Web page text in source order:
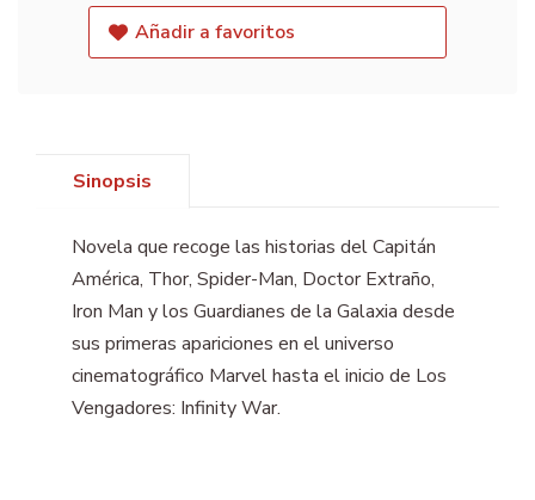
Añadir a favoritos
Sinopsis
Novela que recoge las historias del Capitán
América, Thor, Spider-Man, Doctor Extraño,
Iron Man y los Guardianes de la Galaxia desde
sus primeras apariciones en el universo
cinematográfico Marvel hasta el inicio de Los
Vengadores: Infinity War.